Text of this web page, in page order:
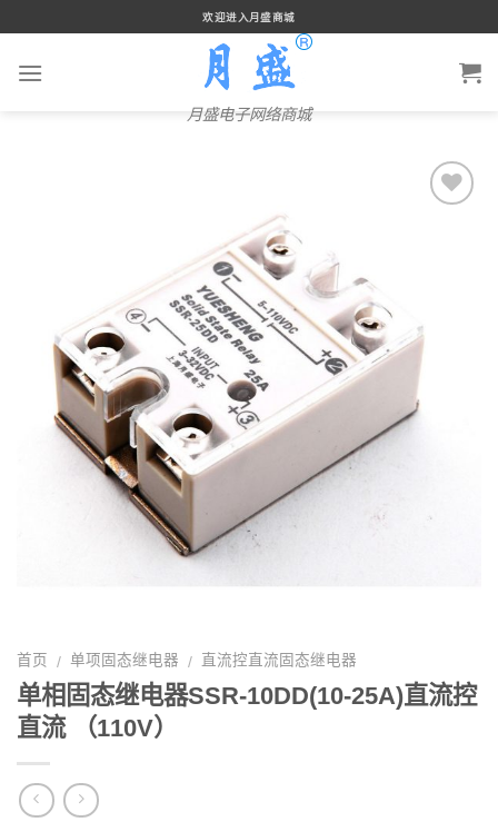
content
欢迎进入月盛商城
月盛电子网络商城
首页 / 单项固态继电器 / 直流控直流固态继电器
单相固态继电器SSR-10DD(10-25A)直流控
直流 （110V）